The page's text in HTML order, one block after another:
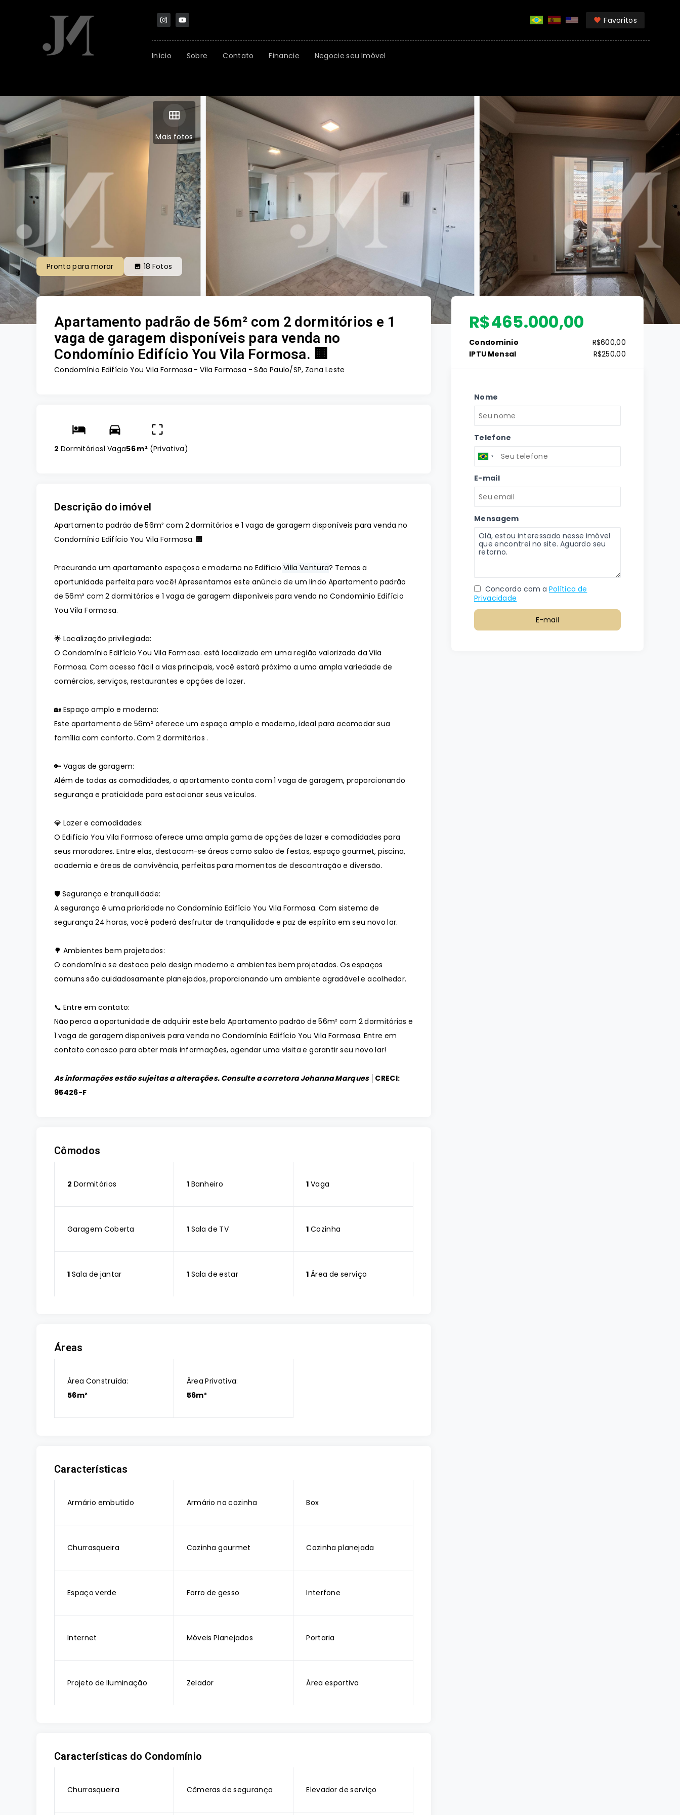
Favoritos
Início Sobre Contato Financie Negocie seu Imóvel
Mais fotos
Pronto para morar 18 Fotos
Apartamento padrão de 56m² com 2 dormitórios e 1
vaga de garagem disponíveis para venda no
Condomínio Edifício You Vila Formosa. 🏢
Condomínio Edifício You Vila Formosa -Vila Formosa - São Paulo/SP, Zona Leste
2 Dormitórios1 Vaga56 m² (Privativa)
Descrição do imóvel
Apartamento padrão de 56m² com 2 dormitórios e 1 vaga de garagem disponíveis para venda no
Condomínio Edifício You Vila Formosa. 🏢
Procurando um apartamento espaçoso e moderno no Edifício Villa Ventura? Temos a
oportunidade perfeita para você! Apresentamos este anúncio de um lindo Apartamento padrão
de 56m² com 2 dormitórios e 1 vaga de garagem disponíveis para venda no Condomínio Edifício
You Vila Formosa.
🌟 Localização privilegiada:
O Condomínio Edifício You Vila Formosa. está localizado em uma região valorizada da Vila
Formosa. Com acesso fácil a vias principais, você estará próximo a uma ampla variedade de
comércios, serviços, restaurantes e opções de lazer.
🏡 Espaço amplo e moderno:
Este apartamento de 56m² oferece um espaço amplo e moderno, ideal para acomodar sua
família com conforto. Com 2 dormitórios .
🔑 Vagas de garagem:
Além de todas as comodidades, o apartamento conta com 1 vaga de garagem, proporcionando
segurança e praticidade para estacionar seus veículos.
💎 Lazer e comodidades:
O Edifício You Vila Formosa oferece uma ampla gama de opções de lazer e comodidades para
seus moradores. Entre elas, destacam-se áreas como salão de festas, espaço gourmet, piscina,
academia e áreas de convivência, perfeitas para momentos de descontração e diversão.
🛡️ Segurança e tranquilidade:
A segurança é uma prioridade no Condomínio Edifício You Vila Formosa. Com sistema de
segurança 24 horas, você poderá desfrutar de tranquilidade e paz de espírito em seu novo lar.
🌳 Ambientes bem projetados:
O condomínio se destaca pelo design moderno e ambientes bem projetados. Os espaços
comuns são cuidadosamente planejados, proporcionando um ambiente agradável e acolhedor.
📞 Entre em contato:
Não perca a oportunidade de adquirir este belo Apartamento padrão de 56m² com 2 dormitórios e
1 vaga de garagem disponíveis para venda no Condomínio Edifício You Vila Formosa. Entre em
contato conosco para obter mais informações, agendar uma visita e garantir seu novo lar!
As informações estão sujeitas a alterações. Consulte a corretora Johanna Marques │ CRECI:
95426-F
Cômodos
2 Dormitórios 1Banheiro 1 Vaga
Garagem Coberta 1Sala de TV 1 Cozinha
1 Sala de jantar 1Sala de estar 1 Área de serviço
Áreas
Área Construída:
56m²
Área Privativa:
56m²
Características
Armário embutido Armário na cozinha Box
Churrasqueira Cozinha gourmet Cozinha planejada
Espaço verde Forro de gesso Interfone
Internet Móveis Planejados Portaria
Projeto de Iluminação Zelador Área esportiva
Características do Condomínio
Churrasqueira Câmeras de segurança Elevador de serviço
R$465.000,00
Condomínio
R$600,00
IPTU Mensal
R$250,00
Nome
Telefone
E-mail
Mensagem
Concordo com a Política de
Privacidade
E-mail